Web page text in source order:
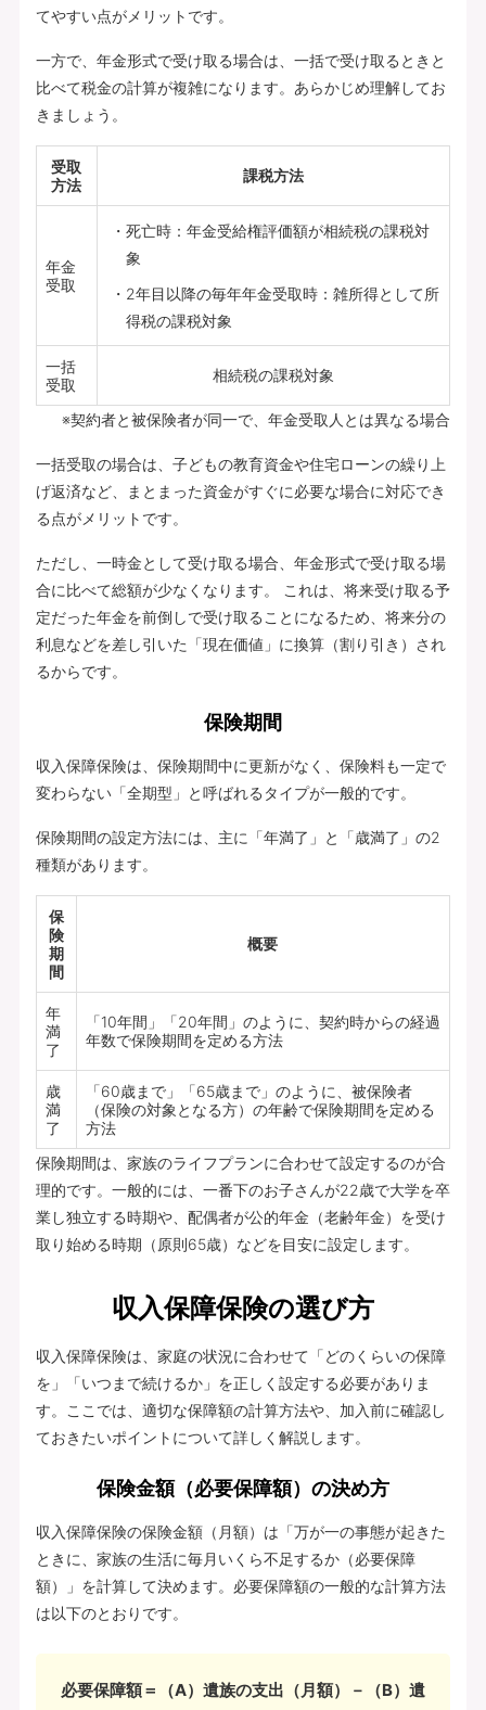
てやすい点がメリットです。
一方で、年金形式で受け取る場合は、一括で受け取るときと
比べて税金の計算が複雑になります。あらかじめ理解してお
きましょう。
受取
方法
課税方法
年金
受取
死亡時：年金受給権評価額が相続税の課税対
象
2年目以降の毎年年金受取時：雑所得として所
得税の課税対象
一括
受取
相続税の課税対象
※契約者と被保険者が同一で、年金受取人とは異なる場合
一括受取の場合は、子どもの教育資金や住宅ローンの繰り上
げ返済など、まとまった資金がすぐに必要な場合に対応でき
る点がメリットです。
ただし、一時金として受け取る場合、年金形式で受け取る場
合に比べて総額が少なくなります。 これは、将来受け取る予
定だった年金を前倒しで受け取ることになるため、将来分の
利息などを差し引いた「現在価値」に換算（割り引き）され
るからです。
保険期間
収入保障保険は、保険期間中に更新がなく、保険料も一定で
変わらない「全期型」と呼ばれるタイプが一般的です。
保険期間の設定方法には、主に「年満了」と「歳満了」の2
種類があります。
保
険
期
間
概要
年
満
了
「10年間」「20年間」のように、契約時からの経過
年数で保険期間を定める方法
歳
満
了
「60歳まで」「65歳まで」のように、被保険者
（保険の対象となる方）の年齢で保険期間を定める
方法
保険期間は、家族のライフプランに合わせて設定するのが合
理的です。一般的には、一番下のお子さんが22歳で大学を卒
業し独立する時期や、配偶者が公的年金（老齢年金）を受け
取り始める時期（原則65歳）などを目安に設定します。
収入保障保険の選び方
収入保障保険は、家庭の状況に合わせて「どのくらいの保障
を」「いつまで続けるか」を正しく設定する必要がありま
す。ここでは、適切な保障額の計算方法や、加入前に確認し
ておきたいポイントについて詳しく解説します。
保険金額（必要保障額）の決め方
収入保障保険の保険金額（月額）は「万が一の事態が起きた
ときに、家族の生活に毎月いくら不足するか（必要保障
額）」を計算して決めます。必要保障額の一般的な計算方法
は以下のとおりです。
必要保障額＝（A）遺族の支出（月額）－（B）遺